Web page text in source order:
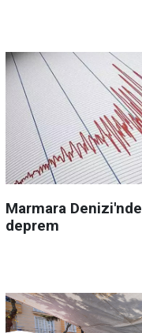
Marmara
deprem